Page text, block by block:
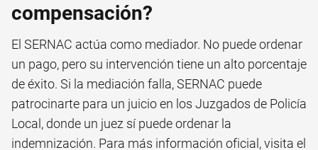
compensación?
El SERNAC actúa como mediador. No puede ordenar
un pago, pero su intervención tiene un alto porcentaje
de éxito. Si la mediación falla, SERNAC puede
patrocinarte para un juicio en los Juzgados de Policía
Local, donde un juez sí puede ordenar la
indemnización. Para más información oficial, visita el